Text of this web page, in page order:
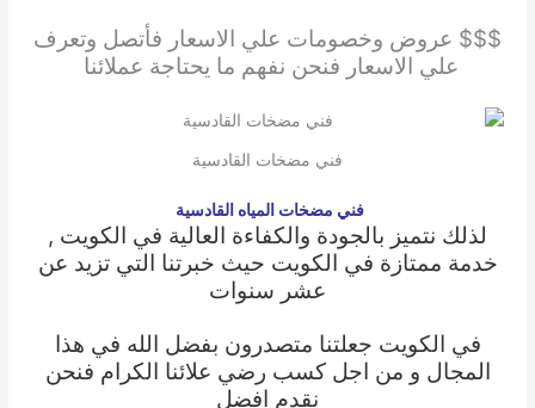
$$$ عروض وخصومات علي الاسعار فأتصل وتعرف
علي الاسعار فنحن نفهم ما يحتاجة عملائنا
فني مضخات القادسية
فني مضخات المياه القادسية
لذلك نتميز بالجودة والكفاءة العالية في الكويت ,
خدمة ممتازة في الكويت حيث خبرتنا التي تزيد عن
عشر سنوات
في الكويت جعلتنا متصدرون بفضل الله في هذا
المجال و من اجل كسب رضي علائنا الكرام فنحن
نقدم افضل